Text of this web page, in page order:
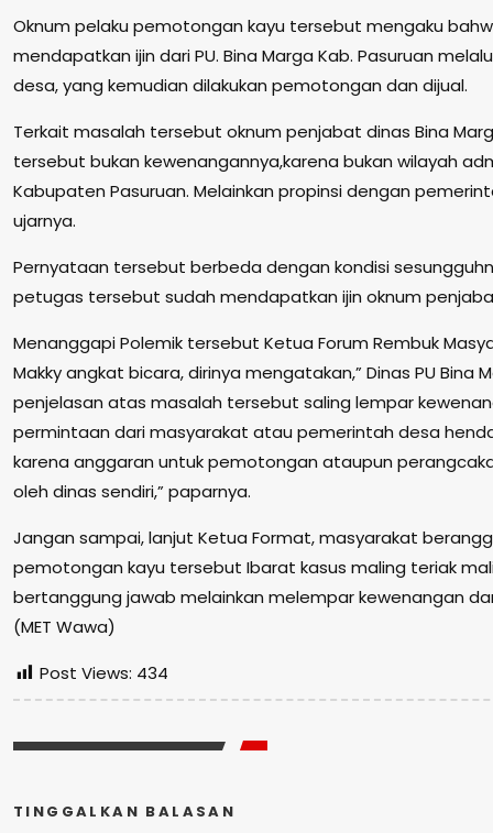
Oknum pelaku pemotongan kayu tersebut mengaku
mendapatkan ijin dari PU. Bina Marga Kab. Pasuruan
desa, yang kemudian dilakukan pemotongan dan dijual.
Terkait masalah tersebut oknum penjabat dinas Bina
tersebut bukan kewenangannya,karena bukan wilayah
Kabupaten Pasuruan. Melainkan propinsi dengan
ujarnya.
Pernyataan tersebut berbeda dengan kondisi
petugas tersebut sudah mendapatkan ijin oknum
Menanggapi Polemik tersebut Ketua Forum Rembuk
Makky angkat bicara, dirinya mengatakan,” Dinas PU Bina
penjelasan atas masalah tersebut saling lempar
permintaan dari masyarakat atau pemerintah desa
karena anggaran untuk pemotongan ataupun
oleh dinas sendiri,” paparnya.
Jangan sampai, lanjut Ketua Format, masyarakat
pemotongan kayu tersebut Ibarat kasus maling teriak
bertanggung jawab melainkan melempar kewenangan
(MET Wawa)
Post Views: 434
TINGGALKAN BALASAN